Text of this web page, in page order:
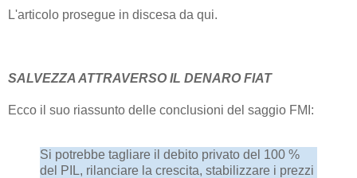
L'articolo prosegue in discesa da qui.
SALVEZZA ATTRAVERSO IL DENARO FIAT
Ecco il suo riassunto delle conclusioni del saggio FMI:
Si potrebbe tagliare il debito privato del 100 %
del PIL, rilanciare la crescita, stabilizzare i prezzi